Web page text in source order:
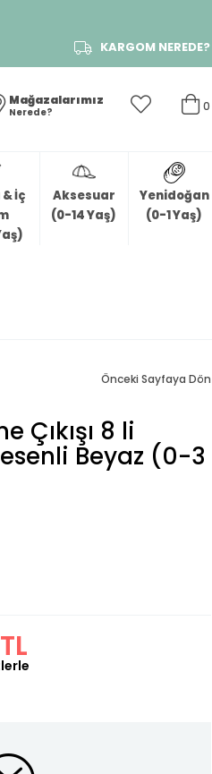
KARGOM NEREDE?
0
Mağazalarımız
Nerede?
İç
Aksesuar
(0-14 Yaş)
Yenidoğan
(0-1 Yaş)
Önceki Sayfaya Dön
Çıkışı 8 li
Beyaz (0-3